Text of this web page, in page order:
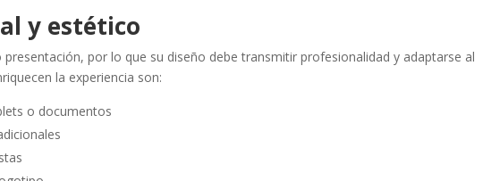
y estético
por lo que su diseño debe transmitir profesionalidad y adaptarse al
la experiencia son:
o documentos